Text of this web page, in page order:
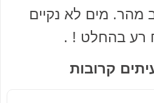
מהר. מים לא נקיים
רע בהחלט ! .